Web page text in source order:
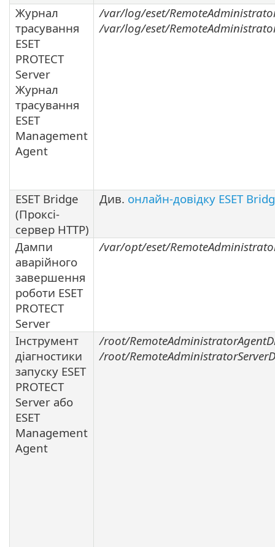
Журнал
трасування
ESET
PROTECT
Server
Журнал
трасування
ESET
Management
Agent
/var/log/eset/
/var/log/eset/
ESET Bridge
(Проксі-
сервер HTTP)
Див. онлайн-довідку ESET
Дампи
аварійного
завершення
роботи ESET
PROTECT
Server
/var/opt/eset/
Інструмент
діагностики
запуску ESET
PROTECT
Server або
ESET
Management
Agent
/root/
/root/